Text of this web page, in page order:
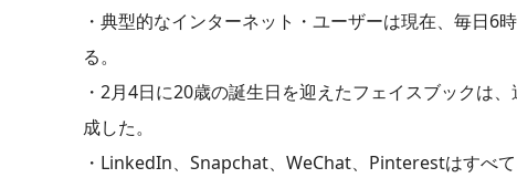
・典型的なインターネット・ユーザーは現在、毎日
る。
・2月4日に20歳の誕生日を迎えたフェイスブックは
成した。
・LinkedIn、Snapchat、WeChat、Pinterestはすべ